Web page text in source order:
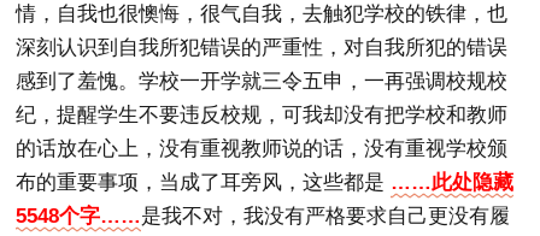
情，自我也很懊悔，很气自我，去触犯学校的铁律，也
深刻认识到自我所犯错误的严重性，对自我所犯的错误
感到了羞愧。学校一开学就三令五申，一再强调校规校
纪，提醒学生不要违反校规，可我却没有把学校和教师
的话放在心上，没有重视教师说的话，没有重视学校颁
布的重要事项，当成了耳旁风，这些都是 ……此处隐藏
5548个字……是我不对，我没有严格要求自己更没有履